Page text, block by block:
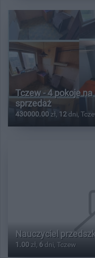
Tczew - 4 pokoje
sprzedaż
430000.00 zł, 12 dni,
Nauczyciel
1.00 zł, 6 dni, Tczew